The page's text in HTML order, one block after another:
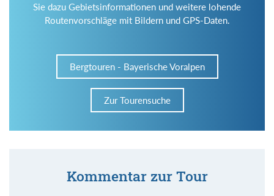
Sie dazu Gebietsinformationen und weitere lohende
Routenvorschläge mit Bildern und GPS-Daten.
Bergtouren - Bayerische Voralpen
Zur Tourensuche
Kommentar zur Tour